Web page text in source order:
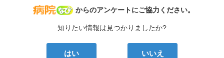
病院なび
からのアンケートにご協力ください。
知りたい情報は見つかりましたか?
はい いいえ